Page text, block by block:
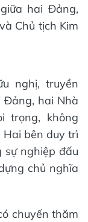
hai Đảng,
Chủ tịch Kim
nghị, truyền
Đảng, hai Nhà
trọng, không
bên duy trì
sự nghiệp đấu
chủ nghĩa
chuyến thăm